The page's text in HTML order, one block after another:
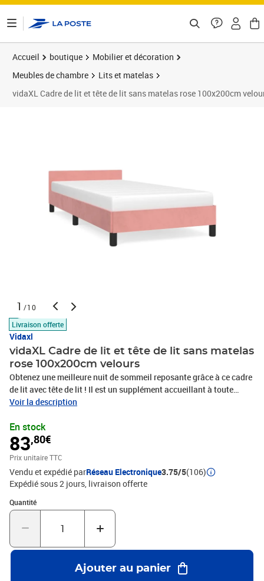
Accueil boutique
Mobilier et décoration
Meubles de chambre
Lits et matelas
vidaXL Cadre de lit et tête de lit sans matelas rose 100x200cm
1 /10
Livraison offerte
Vidaxl
vidaXL Cadre de lit et tête de lit sans matelas
rose 100x200cm velours
Obtenez une meilleure nuit de sommeil reposante grâce à ce cadre
de lit avec tête de lit ! Il est un supplément accueillant à toute
chambre à coucher. Velours doux : le velours est un tissu doux et
coupées qui ont une touche lisse. Le tissu en velours présente un
toucher doux distinctif, ce qui le rend confortable au toucher.Pieds
de soutien : le lit est soutenu par des pieds robustes, qui assurent
sa stabilité, sa sécurité et sa fermeté.Lattes de contreplaqué : les
lattes de contreplaqué assurent une bonne répartition du poids,
garantissant que le matelas reste en place à chaque torsion de
votre corps pendant le sommeil. Remarque :La livraison comprend
uniquement un cadre de lit. Le matelas n'est pas inclus. Vous
pouvez consulter notre boutique pour trouver les matelas
la boîte pour un montage facile. Bon à savoir :Pour gagner de la
place, certaines pièces ou coussins sont rangés à l'intérieur des
meubles. Vérifiez les compartiments zippés ou sous la housse du
Voir la description
En stock
83,80€
Prix unitaire TTC
Vendu et expédié parRéseau Electronique3.75/5(106)
Expédié sous 2 jours livraison offerte
Quantité
Quantité : 1
Ajouter au panier